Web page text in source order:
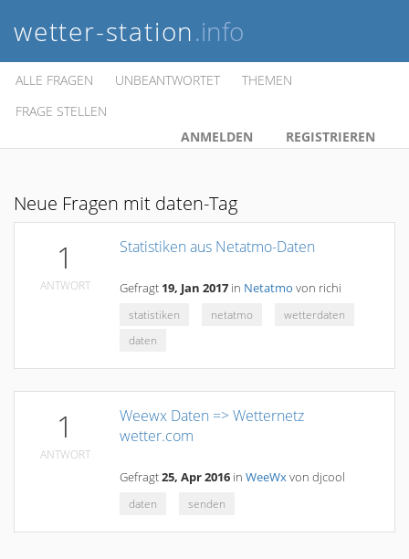
wetter-station.info
ALLE FRAGEN UNBEANTWORTET
THEMEN
FRAGE STELLEN
ANMELDEN
REGISTRIEREN
Neue Fragen mit daten-Tag
1
ANTWORT
Statistiken aus Netatmo-Daten
Gefragt 19, Jan 2017 in Netatmo von richi
statistiken
netatmo
wetterdaten
daten
1
ANTWORT
Weewx Daten => Wetternetz
wetter.com
Gefragt25, Apr 2016 in WeeWxvon djcool
daten
senden